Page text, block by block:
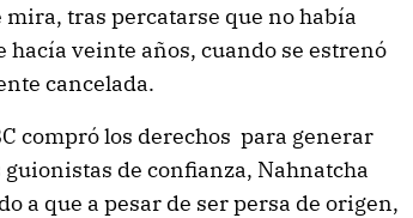
tras percatarse que no había
veinte años, cuando se estrenó
cancelada.
compró los derechos para generar
de confianza, Nahnatcha
a que a pesar de ser persa de origen,